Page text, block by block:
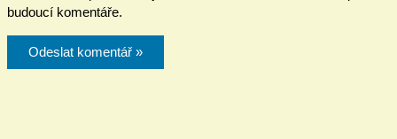
budoucí komentáře.